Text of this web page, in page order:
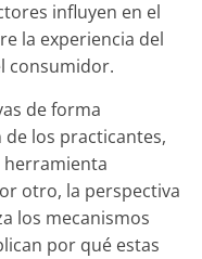
influyen en el
la experiencia del
consumidor.
de forma
los practicantes,
otro, la perspectiva
los mecanismos
por qué estas